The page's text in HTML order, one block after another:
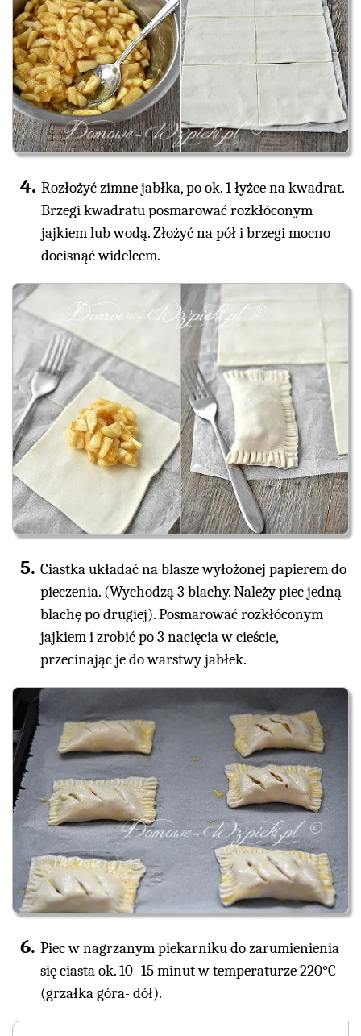
Rozłożyć zimne jabłka, po ok. 1 łyżce na kwadrat.
Brzegi kwadratu posmarować rozkłóconym
jajkiem lub wodą. Złożyć na pół i brzegi mocno
docisnąć widelcem.
Ciastka układać na blasze wyłożonej papierem do
pieczenia. (Wychodzą 3 blachy. Należy piec jedną
blachę po drugiej). Posmarować rozkłóconym
jajkiem i zrobić po 3 nacięcia w cieście,
przecinając je do warstwy jabłek.
Piec w nagrzanym piekarniku do zarumienienia
się ciasta ok. 10- 15 minut w temperaturze 220°C
(grzałka góra- dół).